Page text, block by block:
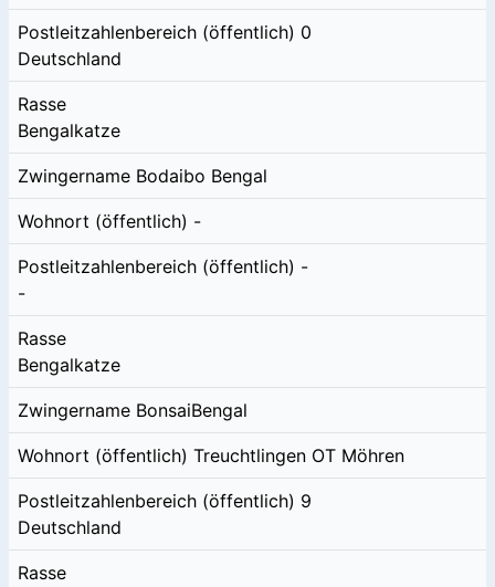
Postleitzahlenbereich (öffentlich) 0
Deutschland
Rasse
Bengalkatze
Zwingername Bodaibo Bengal
Wohnort (öffentlich) -
Postleitzahlenbereich (öffentlich) -
-
Rasse
Bengalkatze
Zwingername BonsaiBengal
Wohnort (öffentlich) Treuchtlingen OT Möhren
Postleitzahlenbereich (öffentlich) 9
Deutschland
Rasse